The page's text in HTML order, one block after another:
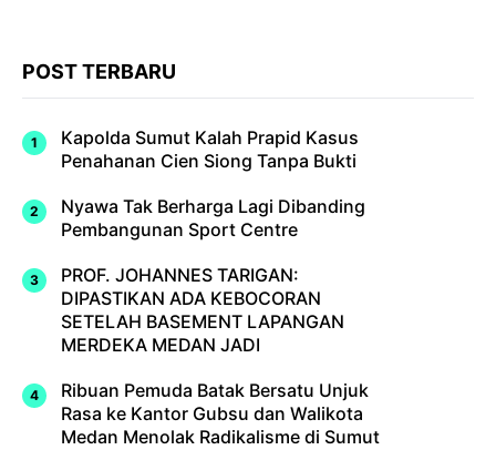
POST TERBARU
Kapolda Sumut Kalah Prapid Kasus
Penahanan Cien Siong Tanpa Bukti
Nyawa Tak Berharga Lagi Dibanding
Pembangunan Sport Centre
PROF. JOHANNES TARIGAN:
DIPASTIKAN ADA KEBOCORAN
SETELAH BASEMENT LAPANGAN
MERDEKA MEDAN JADI
Ribuan Pemuda Batak Bersatu Unjuk
Rasa ke Kantor Gubsu dan Walikota
Medan Menolak Radikalisme di Sumut